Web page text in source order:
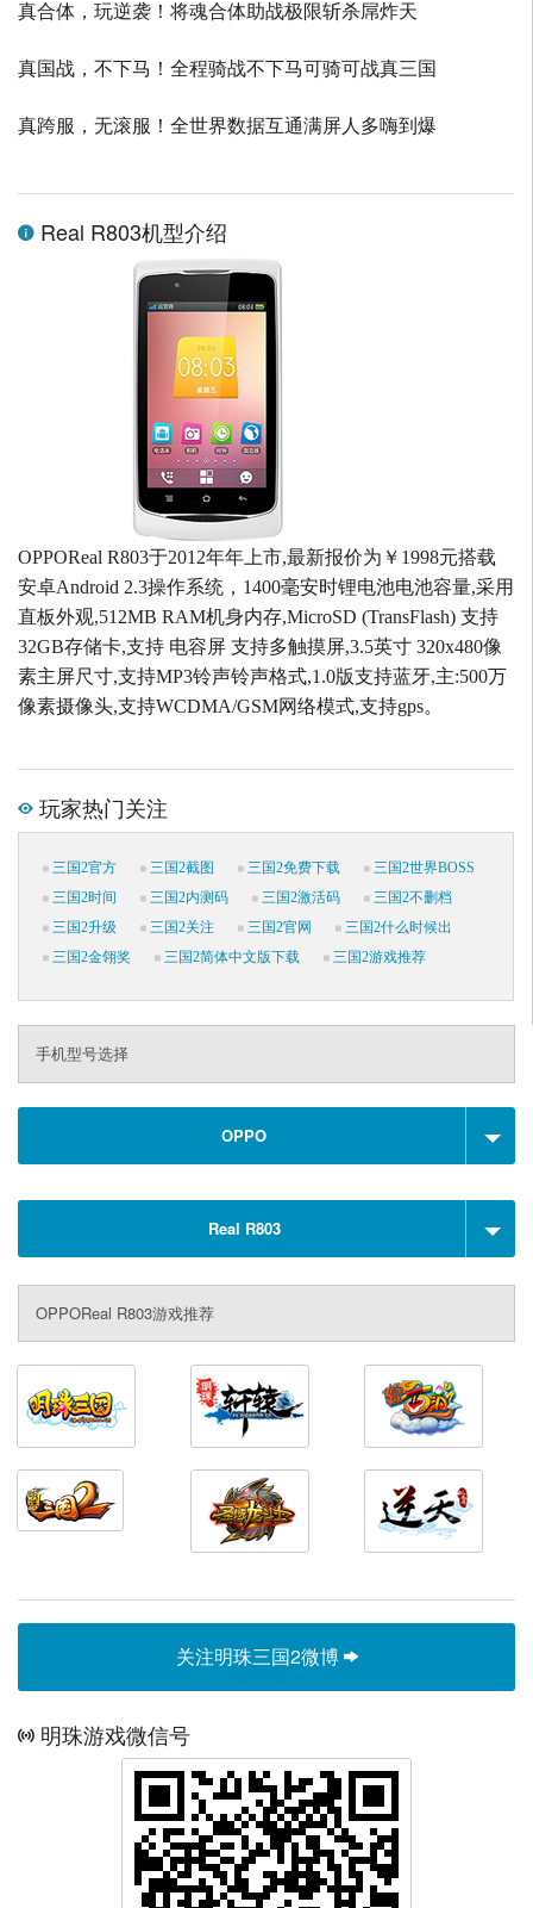
真合体，玩逆袭！将魂合体助战极限斩杀屌炸天
真国战，不下马！全程骑战不下马可骑可战真三国
真跨服，无滚服！全世界数据互通满屏人多嗨到爆
Real R803机型介绍
OPPOReal R803于2012年年上市,最新报价为￥1998元搭载
安卓Android 2.3操作系统，1400毫安时锂电池电池容量,采用
直板外观,512MB RAM机身内存,MicroSD (TransFlash) 支持
32GB存储卡,支持 电容屏 支持多触摸屏,3.5英寸 320x480像
素主屏尺寸,支持MP3铃声铃声格式,1.0版支持蓝牙,主:500万
像素摄像头,支持WCDMA/GSM网络模式,支持gps。
玩家热门关注
三国2官方 三国2截图 三国2免费下载
三国2世界BOSS
三国2时间
三国2内测码 三国2激活码
三国2不删档
三国2升级
三国2关注 三国2官网
三国2什么时候出
三国2金翎奖
三国2简体中文版下载 三国2游戏推荐
手机型号选择
OPPO
Real R803
OPPOReal R803游戏推荐
关注明珠三国2微博
明珠游戏微信号